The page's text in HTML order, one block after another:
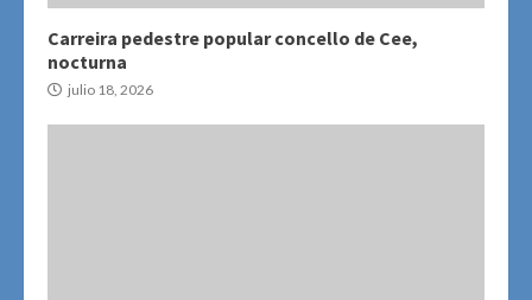
Carreira pedestre popular concello de Cee,
nocturna
julio 18, 2026